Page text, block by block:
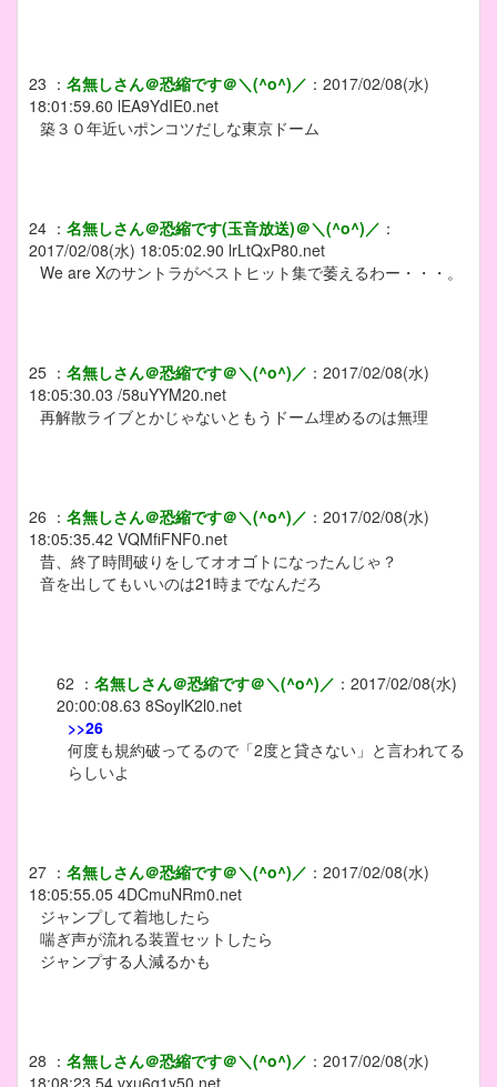
23 ： 名無しさん＠恐縮です＠＼(^o^)／ ： 2017/02/08(水)
18:01:59.60 lEA9YdIE0.net
築３０年近いポンコツだしな東京ドーム
24 ： 名無しさん＠恐縮です(玉音放送)＠＼(^o^)／ ：
2017/02/08(水) 18:05:02.90 lrLtQxP80.net
We are Xのサントラがベストヒット集で萎えるわー・・・。
25 ： 名無しさん＠恐縮です＠＼(^o^)／ ： 2017/02/08(水)
18:05:30.03 /58uYYM20.net
再解散ライブとかじゃないともうドーム埋めるのは無理
26 ： 名無しさん＠恐縮です＠＼(^o^)／ ： 2017/02/08(水)
18:05:35.42 VQMfiFNF0.net
昔、終了時間破りをしてオオゴトになったんじゃ？
音を出してもいいのは21時までなんだろ
62 ： 名無しさん＠恐縮です＠＼(^o^)／ ： 2017/02/08(水)
20:00:08.63 8SoylK2l0.net
>>26
何度も規約破ってるので「2度と貸さない」と言われてる
らしいよ
27 ： 名無しさん＠恐縮です＠＼(^o^)／ ： 2017/02/08(水)
18:05:55.05 4DCmuNRm0.net
ジャンプして着地したら
喘ぎ声が流れる装置セットしたら
ジャンプする人減るかも
28 ： 名無しさん＠恐縮です＠＼(^o^)／ ： 2017/02/08(水)